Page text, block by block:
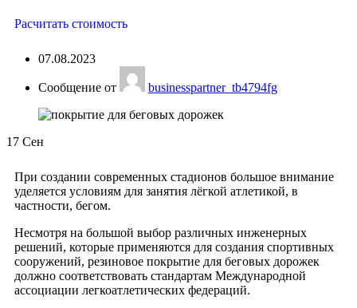
Расчитать стоимость
07.08.2023
Сообщение от businesspartner_tb4794fg
17 Сен
При создании современных стадионов большое внимание
уделяется условиям для занятия лёгкой атлетикой, в
частности, бегом.
Несмотря на большой выбор различных инженерных
решений, которые применяются для создания спортивных
сооружений, резиновое покрытие для беговых дорожек
должно соответствовать стандартам Международной
ассоциации легкоатлетических федераций.